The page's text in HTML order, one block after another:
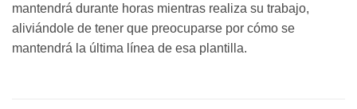
mantendrá durante horas mientras realiza su trabajo,
aliviándole de tener que preocuparse por cómo se
mantendrá la última línea de esa plantilla.